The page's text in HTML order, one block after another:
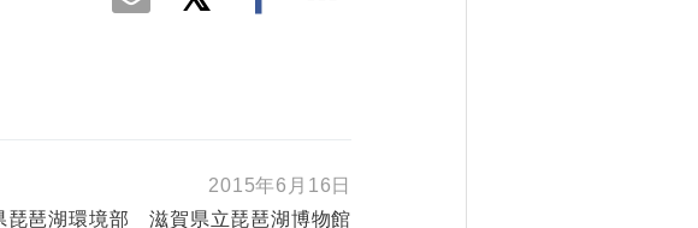
2015年6月16日
琵琶湖環境部 滋賀県立琵琶湖博物館